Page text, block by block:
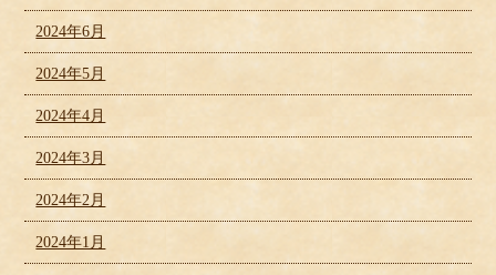
2024年6月
2024年5月
2024年4月
2024年3月
2024年2月
2024年1月